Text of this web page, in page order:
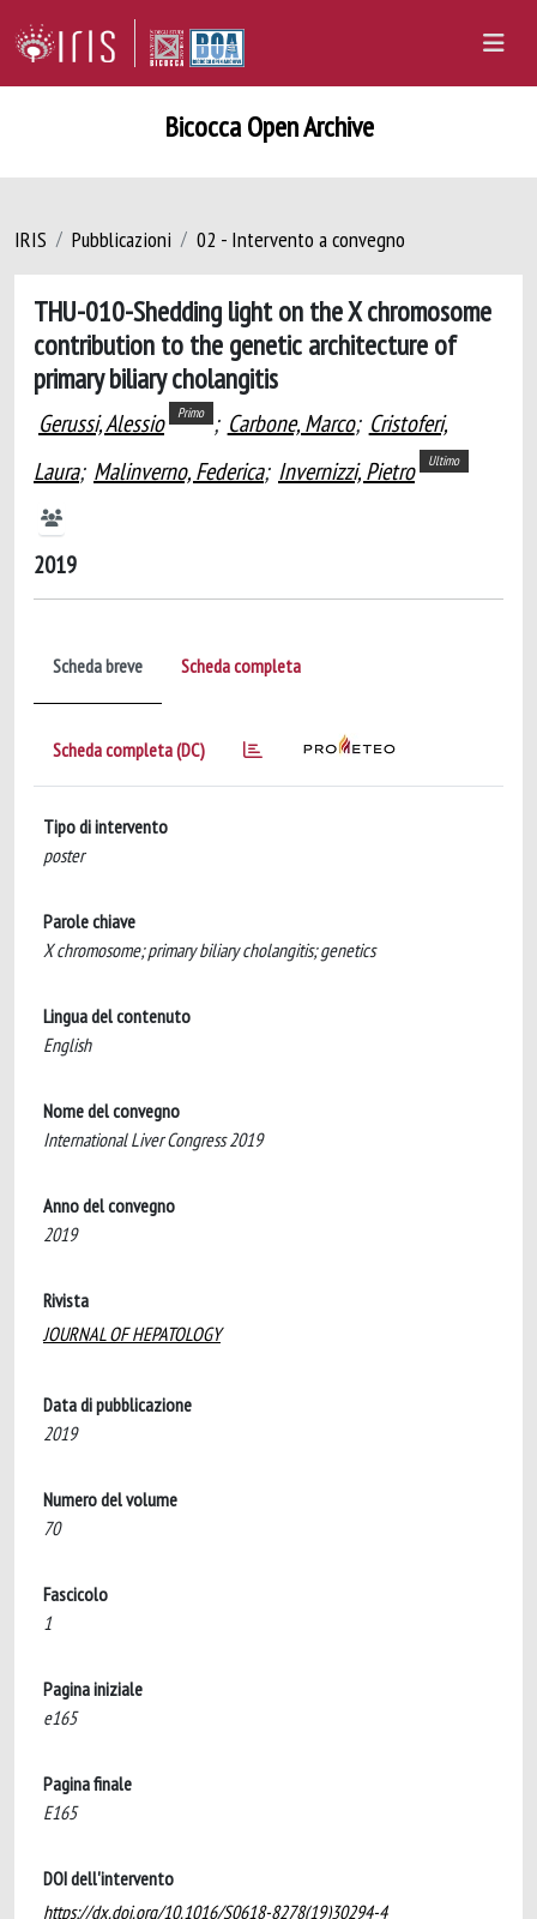
Bicocca Open Archive
IRIS Pubblicazioni 02 - Intervento a convegno
THU-010-Shedding light on the X chromosome
contribution to the genetic architecture of
primary biliary cholangitis
Gerussi, Alessio Primo ; Carbone, Marco; Cristoferi,
Laura; Malinverno, Federica; Invernizzi, Pietro Ultimo
2019
Scheda breve Scheda completa
Scheda completa (DC)
Tipo di intervento
poster
Parole chiave
X chromosome; primary biliary cholangitis; genetics
Lingua del contenuto
English
Nome del convegno
International Liver Congress 2019
Anno del convegno
2019
Rivista
JOURNAL OF HEPATOLOGY
Data di pubblicazione
2019
Numero del volume
70
Fascicolo
1
Pagina iniziale
e165
Pagina finale
E165
DOI dell'intervento
https://dx.doi.org/10.1016/S0618-8278(19)30294-4